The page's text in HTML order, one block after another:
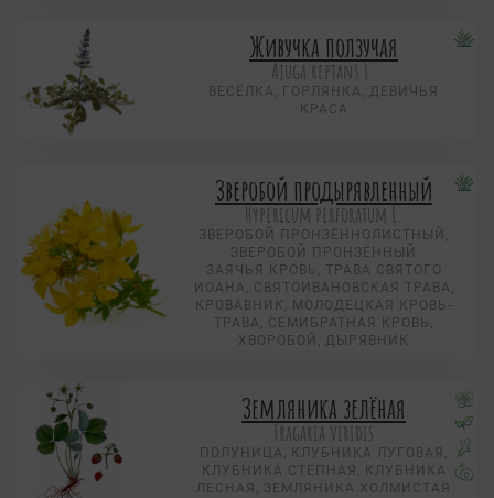
Живучка ползучая
Аjuga reptans L.
ВЕСЁЛКА, ГОРЛЯНКА, ДЕВИЧЬЯ
КРАСА
Зверобой продырявленный
Hypericum perforatum L.
ЗВЕРОБОЙ ПРОНЗЁННОЛИСТНЫЙ,
ЗВЕРОБОЙ ПРОНЗЁННЫЙ
ЗАЯЧЬЯ КРОВЬ, ТРАВА СВЯТОГО
ИОАНА, СВЯТОИВАНОВСКАЯ ТРАВА,
КРОВАВНИК, МОЛОДЕЦКАЯ КРОВЬ-
ТРАВА, СЕМИБРАТНАЯ КРОВЬ,
ХВОРОБОЙ, ДЫРЯВНИК
Земляника зелёная
Fragaria viridis
ПОЛУНИЦА, КЛУБНИКА ЛУГОВАЯ,
КЛУБНИКА СТЕПНАЯ, КЛУБНИКА
ЛЕСНАЯ, ЗЕМЛЯНИКА ХОЛМИСТАЯ